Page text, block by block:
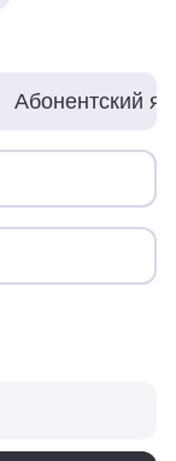
Абонентский